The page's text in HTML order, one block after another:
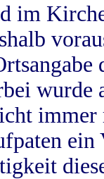
im
wurde